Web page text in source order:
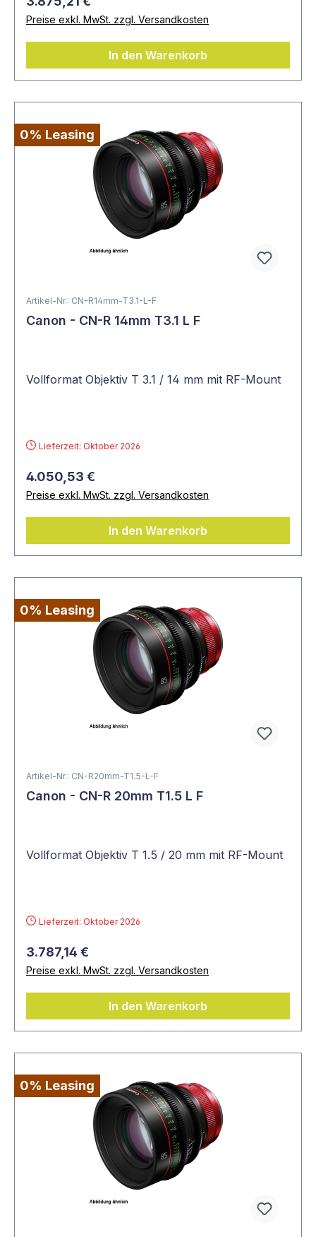
Preise exkl. MwSt. zzgl. Versandkosten
In den Warenkorb
0% Leasing
Artikel-Nr.: CN-R14mm-T3.1-L-F
Canon - CN-R 14mm T3.1 L F
Vollformat Objektiv T 3.1 / 14 mm mit RF-Mount
Lieferzeit: Oktober 2026
4.050,53 €
Preise exkl. MwSt. zzgl. Versandkosten
In den Warenkorb
0% Leasing
Artikel-Nr.: CN-R20mm-T1.5-L-F
Canon - CN-R 20mm T1.5 L F
Vollformat Objektiv T 1.5 / 20 mm mit RF-Mount
Lieferzeit: Oktober 2026
3.787,14 €
Preise exkl. MwSt. zzgl. Versandkosten
In den Warenkorb
0% Leasing